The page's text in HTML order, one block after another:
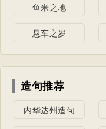
鱼米之地
悬车之岁
造句推荐
内华达州造句